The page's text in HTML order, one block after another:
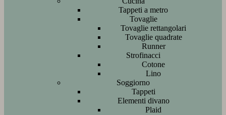
Tappeti a metro
Tovaglie
Tovaglie rettangolari
Tovaglie quadrate
Runner
Strofinacci
Cotone
Lino
Soggiorno
Tappeti
Elementi divano
Plaid